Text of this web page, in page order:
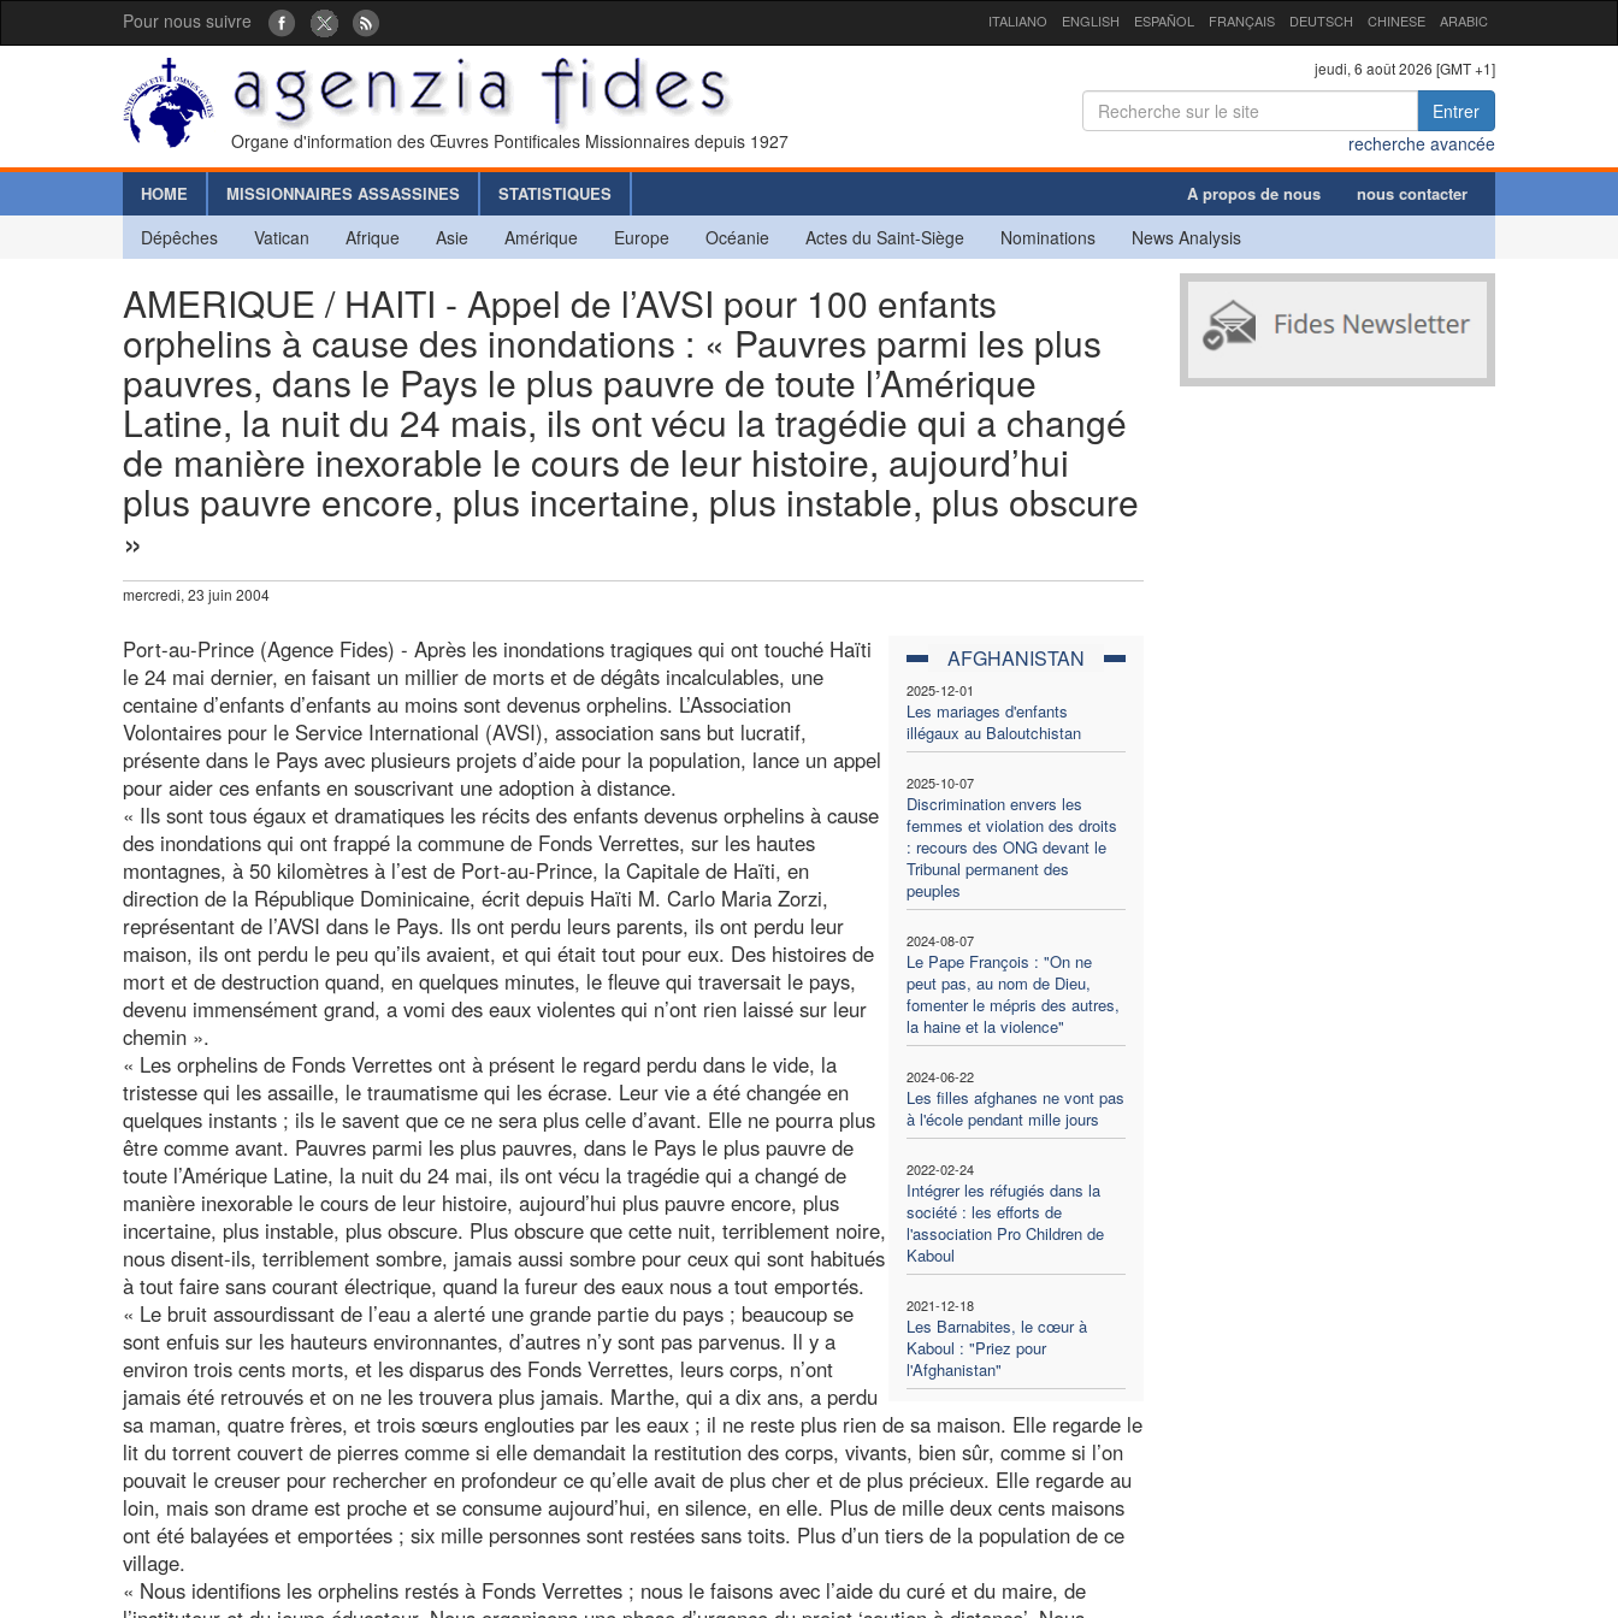
Pour nous suivre ITALIANO ENGLISH ESPAÑOL FRANÇAIS DEUTSCH CHINESE ARABIC
Organe d'information des Œuvres Pontificales Missionnaires depuis 1927
jeudi, 6 août 2026 [GMT +1]
Entrer
recherche avancée
HOME MISSIONNAIRES ASSASSINES STATISTIQUES A propos de nous nous contacter
Dépêches Vatican Afrique Asie Amérique Europe Océanie Actes du Saint-Siège Nominations News Analysis
AMERIQUE / HAITI - Appel de l’AVSI pour 100 enfants
orphelins à cause des inondations : « Pauvres parmi les plus
pauvres, dans le Pays le plus pauvre de toute l’Amérique
Latine, la nuit du 24 mais, ils ont vécu la tragédie qui a changé
de manière inexorable le cours de leur histoire, aujourd’hui
plus pauvre encore, plus incertaine, plus instable, plus obscure
»
mercredi, 23 juin 2004
AFGHANISTAN
2025-12-01
Les mariages d'enfants
illégaux au Baloutchistan
2025-10-07
Discrimination envers les
femmes et violation des droits
: recours des ONG devant le
Tribunal permanent des
peuples
2024-08-07
Le Pape François : "On ne
peut pas, au nom de Dieu,
fomenter le mépris des autres,
la haine et la violence"
2024-06-22
Les filles afghanes ne vont pas
à l'école pendant mille jours
2022-02-24
Intégrer les réfugiés dans la
société : les efforts de
l'association Pro Children de
Kaboul
2021-12-18
Les Barnabites, le cœur à
Kaboul : "Priez pour
l'Afghanistan"
Port-au-Prince (Agence Fides) - Après les inondations tragiques qui ont touché Haïti
le 24 mai dernier, en faisant un millier de morts et de dégâts incalculables, une
centaine d’enfants d’enfants au moins sont devenus orphelins. L’Association
Volontaires pour le Service International (AVSI), association sans but lucratif,
présente dans le Pays avec plusieurs projets d’aide pour la population, lance un appel
pour aider ces enfants en souscrivant une adoption à distance.
« Ils sont tous égaux et dramatiques les récits des enfants devenus orphelins à cause
des inondations qui ont frappé la commune de Fonds Verrettes, sur les hautes
montagnes, à 50 kilomètres à l’est de Port-au-Prince, la Capitale de Haïti, en
direction de la République Dominicaine, écrit depuis Haïti M. Carlo Maria Zorzi,
représentant de l’AVSI dans le Pays. Ils ont perdu leurs parents, ils ont perdu leur
maison, ils ont perdu le peu qu’ils avaient, et qui était tout pour eux. Des histoires de
mort et de destruction quand, en quelques minutes, le fleuve qui traversait le pays,
devenu immensément grand, a vomi des eaux violentes qui n’ont rien laissé sur leur
chemin ».
« Les orphelins de Fonds Verrettes ont à présent le regard perdu dans le vide, la
tristesse qui les assaille, le traumatisme qui les écrase. Leur vie a été changée en
quelques instants ; ils le savent que ce ne sera plus celle d’avant. Elle ne pourra plus
être comme avant. Pauvres parmi les plus pauvres, dans le Pays le plus pauvre de
toute l’Amérique Latine, la nuit du 24 mai, ils ont vécu la tragédie qui a changé de
manière inexorable le cours de leur histoire, aujourd’hui plus pauvre encore, plus
incertaine, plus instable, plus obscure. Plus obscure que cette nuit, terriblement noire,
nous disent-ils, terriblement sombre, jamais aussi sombre pour ceux qui sont habitués
à tout faire sans courant électrique, quand la fureur des eaux nous a tout emportés.
« Le bruit assourdissant de l’eau a alerté une grande partie du pays ; beaucoup se
sont enfuis sur les hauteurs environnantes, d’autres n’y sont pas parvenus. Il y a
environ trois cents morts, et les disparus des Fonds Verrettes, leurs corps, n’ont
jamais été retrouvés et on ne les trouvera plus jamais. Marthe, qui a dix ans, a perdu
sa maman, quatre frères, et trois sœurs englouties par les eaux ; il ne reste plus rien de sa maison. Elle regarde le
lit du torrent couvert de pierres comme si elle demandait la restitution des corps, vivants, bien sûr, comme si l’on
pouvait le creuser pour rechercher en profondeur ce qu’elle avait de plus cher et de plus précieux. Elle regarde au
loin, mais son drame est proche et se consume aujourd’hui, en silence, en elle. Plus de mille deux cents maisons
ont été balayées et emportées ; six mille personnes sont restées sans toits. Plus d’un tiers de la population de ce
village.
« Nous identifions les orphelins restés à Fonds Verrettes ; nous le faisons avec l’aide du curé et du maire, de